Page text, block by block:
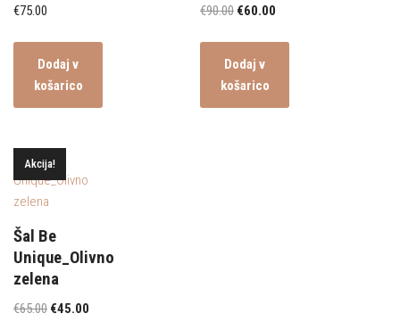
€75.00
Dodaj v
košarico
€90.00 €60.00
Dodaj v
košarico
Akcija!
Šal Be
Unique_Olivno
zelena
€65.00 €45.00